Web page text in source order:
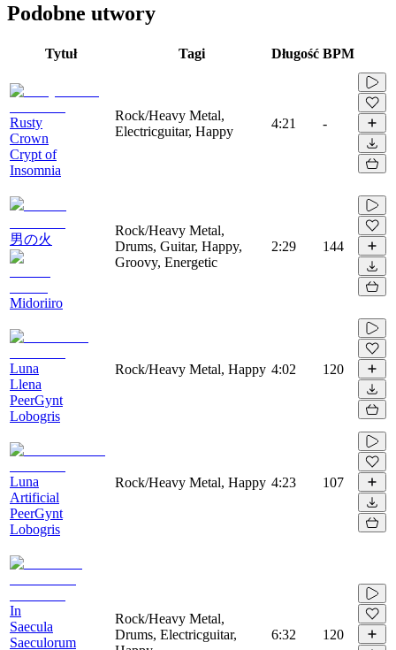
Podobne utwory
Tytuł Tagi Długość BPM
Rusty
Crown
Crypt of
Insomnia
Rock/Heavy Metal,
Electricguitar, Happy
4:21 -
男の火
Midoriiro
Rock/Heavy Metal,
Drums, Guitar, Happy,
Groovy, Energetic
2:29 144
Luna
Llena
PeerGynt
Lobogris
Rock/Heavy Metal, Happy 4:02 120
Luna
Artificial
PeerGynt
Lobogris
Rock/Heavy Metal, Happy 4:23 107
In
Saecula
Saeculorum
Rock/Heavy Metal,
Drums, Electricguitar,
6:32 120